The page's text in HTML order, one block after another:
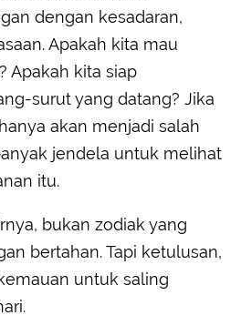
dengan kesadaran,
Apakah kita mau
Apakah kita siap
surut yang datang? Jika
akan menjadi salah
jendela untuk melihat
itu.
bukan zodiak yang
bertahan. Tapi ketulusan,
untuk saling